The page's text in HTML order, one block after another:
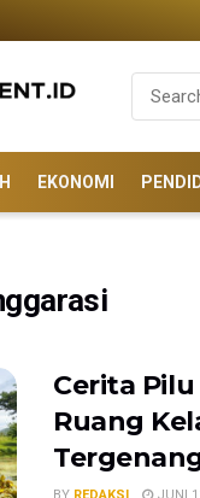
EKONOMI
Cerita Pilu
Ruang